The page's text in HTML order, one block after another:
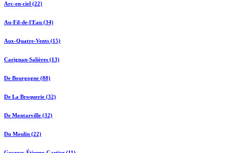
Arc-en-ciel (22)
Au-Fil-de-l'Eau (34)
Aux-Quatre-Vents (15)
Carignan-Salières (13)
De Bourgogne (88)
De La Broquerie (32)
De Montarville (32)
Du Moulin (22)